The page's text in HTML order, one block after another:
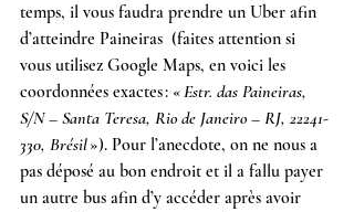
temps, il vous faudra prendre un Uber afin
d’atteindre Paineiras  (faites attention si
vous utilisez Google Maps, en voici les
coordonnées exactes : « Estr. das Paineiras,
S/N – Santa Teresa, Rio de Janeiro – RJ, 22241-
330, Brésil »). Pour l’anecdote, on ne nous a
pas déposé au bon endroit et il a fallu payer
un autre bus afin d’y accéder après avoir